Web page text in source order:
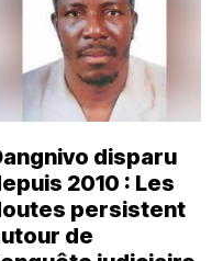
disparu
2010 : Les
persistent
de